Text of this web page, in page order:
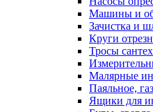
Машины и
Зачистка и
Круги
Тросы
Малярные
Паяльное,
Ящики для